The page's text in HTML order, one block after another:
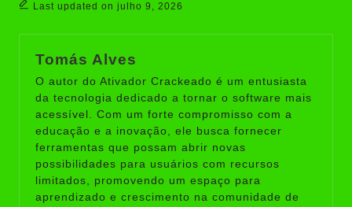
Last updated on julho 9, 2026
Tomás Alves
O autor do Ativador Crackeado é um entusiasta
da tecnologia dedicado a tornar o software mais
acessível. Com um forte compromisso com a
educação e a inovação, ele busca fornecer
ferramentas que possam abrir novas
possibilidades para usuários com recursos
limitados, promovendo um espaço para
aprendizado e crescimento na comunidade de